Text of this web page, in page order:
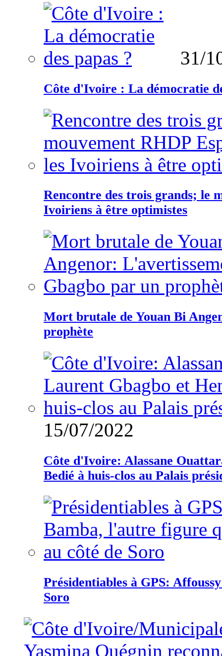
31/
Côte d'Ivoire : La démocratie
Rencontre des trois grands; le
Ivoiriens à être optimistes
Mort brutale de Youan Bi
prophète
15/07/2022
Côte d'Ivoire: Alassane
Bedié à huis-clos au Palais
Présidentiables à GPS:
Soro